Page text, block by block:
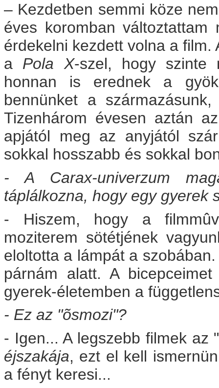
– Kezdetben semmi köze
éves koromban
érdekelni kezdett volna a
a Pola X-szel, hogy szinte
honnan is erednek a
bennünket a
Tizenhárom évesen aztán
apjától meg az anyjától
sokkal hosszabb és sokkal
- A Carax-univerzum
táplálkozna, hogy egy gyerek
- Hiszem, hogy a
moziterem sötétjének
eloltotta a lámpát a
párnám alatt. A
gyerek-életemben a
- Ez az "õsmozi"?
- Igen... A legszebb filmek
éjszakája, ezt el kell
a fényt keresi...